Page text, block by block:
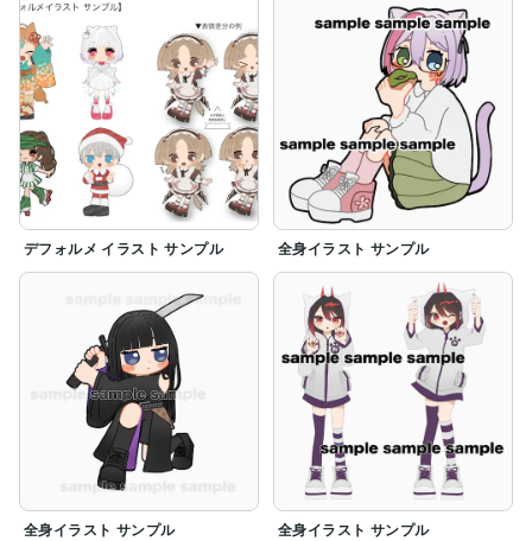
デフォルメ イラスト サンプル 全身イラスト サンプル
全身イラスト サンプル 全身イラスト サンプル